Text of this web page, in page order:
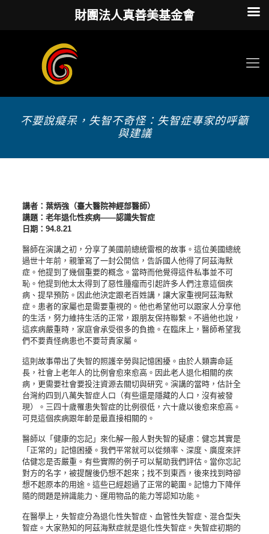
不要說癡呆，失智不奇怪：失智症專家的呼籲
與建議
講者：葉炳強（臺大醫院神經部醫師）
講題：老年退化性疾病——認識失智症
日期：94.8.21
醫師在演講之初，分享了美國前總統雷根的故事。這位美國總統
過世十年前，親筆寫了一封公開信，告訴國人他得了阿茲海默
症。他提到了幾個重要的概念。當時而他覺得這件私事並不可
恥。他提到他太太得到了惡性腫瘤而引起許多人們注意這個疾
病、提早預防。因此他決定跟老百姓講，讓大家重視阿茲海默
症。患者的家屬也是需要重視的。他也希望他可以跟家人分享他
的生活，努力維持生活的正常，跟朋友保持聯繫。不過他也說，
這疾病嚴重時，家庭會承受很多的負擔。在臨床上，醫師希望我
們不要責怪病患也不要苛責家屬。
這則故事帶出了失智的照護辛勞與記憶困擾。由於人類壽命延
長，社會上老年人的比例會愈來愈高。因此老人退化相關的疾
病，更需要社會要投注資源去關切與研究。演講的當時，估計全
台灣約四到八萬失智症人口（有些還是隱藏的人口，沒有被發
現）。三四十歲罹患失智症的比例很低，六十歲以後愈來愈高。
可見這個疾病跟年齡是最直接相關的。
醫師以「健康的忘記」來化解一般人對失智的疑慮：健忘其實是
「正常的」記憶困擾。我們平常就可以從頻率、深度、廣度來評
估健忘是否嚴重。有些實際的例子可以幫助我們評估。當你忘記
對方的名字，被提醒後仍想不起來；找不到東西，後來找到時卻
想不起原本的用途。這些已經超過了正常的範圍。記憶力下降伴
隨的問題是辨識能力、運用物品的能力等認知功能。
在醫學上，失智症分為退化性失智症、血管性失智症、混合型失
智症。大家熟知的阿茲海默症就是退化性失智症。失智症初期的
財團法人真善美基金會